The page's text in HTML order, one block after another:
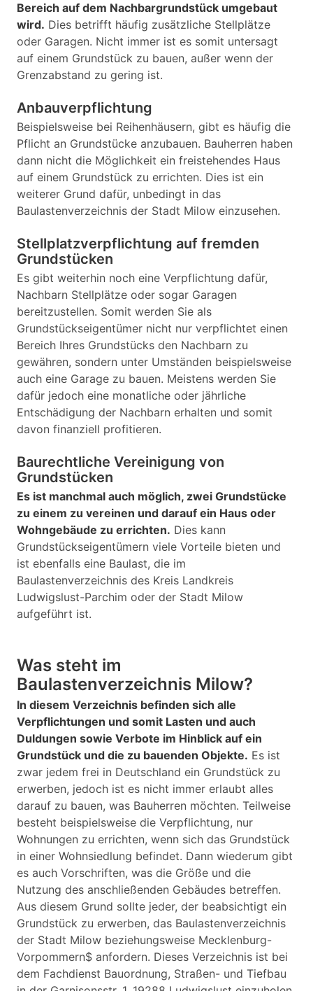
Bereich auf dem Nachbargrundstück umgebaut
wird. Dies betrifft häufig zusätzliche Stellplätze
oder Garagen. Nicht immer ist es somit untersagt
auf einem Grundstück zu bauen, außer wenn der
Grenzabstand zu gering ist.
Anbauverpflichtung
Beispielsweise bei Reihenhäusern, gibt es häufig die
Pflicht an Grundstücke anzubauen. Bauherren haben
dann nicht die Möglichkeit ein freistehendes Haus
auf einem Grundstück zu errichten. Dies ist ein
weiterer Grund dafür, unbedingt in das
Baulastenverzeichnis der Stadt Milow einzusehen.
Stellplatzverpflichtung auf fremden
Grundstücken
Es gibt weiterhin noch eine Verpflichtung dafür,
Nachbarn Stellplätze oder sogar Garagen
bereitzustellen. Somit werden Sie als
Grundstückseigentümer nicht nur verpflichtet einen
Bereich Ihres Grundstücks den Nachbarn zu
gewähren, sondern unter Umständen beispielsweise
auch eine Garage zu bauen. Meistens werden Sie
dafür jedoch eine monatliche oder jährliche
Entschädigung der Nachbarn erhalten und somit
davon finanziell profitieren.
Baurechtliche Vereinigung von
Grundstücken
Es ist manchmal auch möglich, zwei Grundstücke
zu einem zu vereinen und darauf ein Haus oder
Wohngebäude zu errichten. Dies kann
Grundstückseigentümern viele Vorteile bieten und
ist ebenfalls eine Baulast, die im
Baulastenverzeichnis des Kreis Landkreis
Ludwigslust-Parchim oder der Stadt Milow
aufgeführt ist.
Was steht im
Baulastenverzeichnis Milow?
In diesem Verzeichnis befinden sich alle
Verpflichtungen und somit Lasten und auch
Duldungen sowie Verbote im Hinblick auf ein
Grundstück und die zu bauenden Objekte. Es ist
zwar jedem frei in Deutschland ein Grundstück zu
erwerben, jedoch ist es nicht immer erlaubt alles
darauf zu bauen, was Bauherren möchten. Teilweise
besteht beispielsweise die Verpflichtung, nur
Wohnungen zu errichten, wenn sich das Grundstück
in einer Wohnsiedlung befindet. Dann wiederum gibt
es auch Vorschriften, was die Größe und die
Nutzung des anschließenden Gebäudes betreffen.
Aus diesem Grund sollte jeder, der beabsichtigt ein
Grundstück zu erwerben, das Baulastenverzeichnis
der Stadt Milow beziehungsweise Mecklenburg-
Vorpommern$ anfordern. Dieses Verzeichnis ist bei
dem Fachdienst Bauordnung, Straßen- und Tiefbau